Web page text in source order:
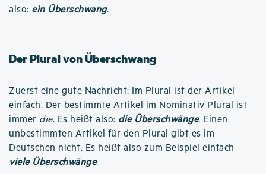
also: ein Überschwang.
Der Plural von Überschwang
Zuerst eine gute Nachricht: Im Plural ist der Artikel
einfach. Der bestimmte Artikel im Nominativ Plural ist
immer die. Es heißt also: die Überschwänge. Einen
unbestimmten Artikel für den Plural gibt es im
Deutschen nicht. Es heißt also zum Beispiel einfach
viele Überschwänge.